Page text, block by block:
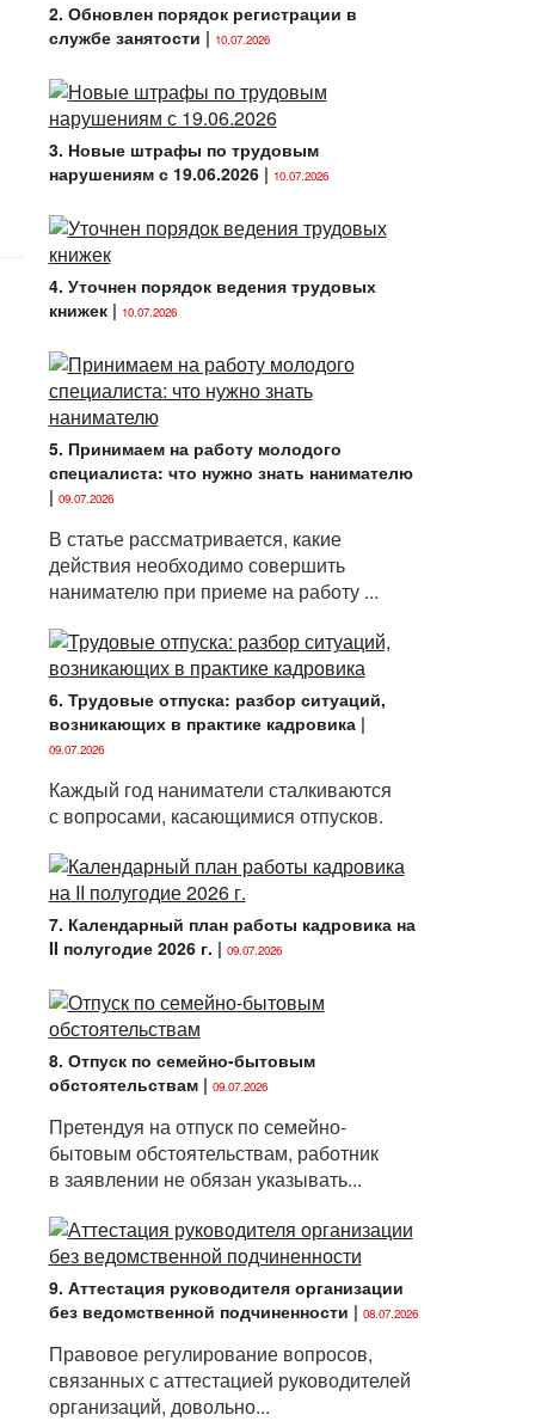
2. Обновлен порядок регистрации в
службе занятости | 10.07.2026
3. Новые штрафы по трудовым
нарушениям с 19.06.2026| 10.07.2026
4. Уточнен порядок ведения трудовых
книжек| 10.07.2026
5. Принимаем на работу молодого
специалиста: что нужно знать нанимателю
| 09.07.2026
В статье рассматривается, какие
действия необходимо совершить
нанимателю при приеме на работу ...
6. Трудовые отпуска: разбор ситуаций,
возникающих в практике кадровика|
09.07.2026
Каждый год наниматели сталкиваются
с вопросами, касающимися отпусков.
7. Календарный план работы кадровика на
II полугодие 2026 г. | 09.07.2026
8. Отпуск по семейно-бытовым
обстоятельствам| 09.07.2026
Претендуя на отпуск по семейно-
бытовым обстоятельствам, работник
в заявлении не обязан указывать...
9. Аттестация руководителя организации
без ведомственной подчиненности | 08.07.2026
Правовое регулирование вопросов,
связанных с аттестацией руководителей
организаций, довольно...